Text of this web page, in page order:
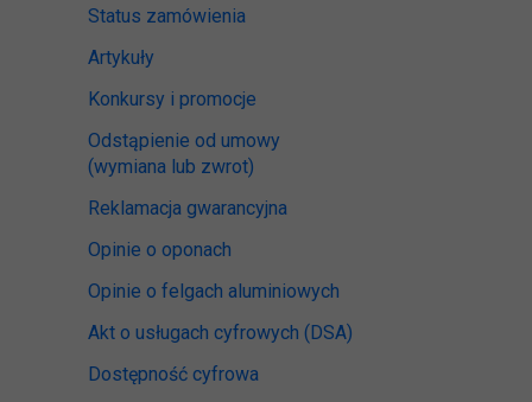
Status zamówienia
Artykuły
Konkursy i promocje
Odstąpienie od umowy
(wymiana lub zwrot)
Reklamacja gwarancyjna
Opinie o oponach
Opinie o felgach aluminiowych
Akt o usługach cyfrowych (DSA)
Dostępność cyfrowa